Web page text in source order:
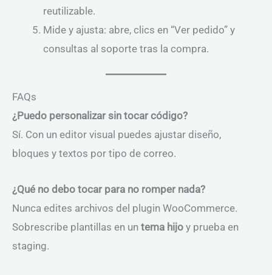
reutilizable.
Mide y ajusta: abre, clics en “Ver pedido” y
consultas al soporte tras la compra.
FAQs
¿Puedo personalizar sin tocar código?
Sí. Con un editor visual puedes ajustar diseño,
bloques y textos por tipo de correo.
¿Qué no debo tocar para no romper nada?
Nunca edites archivos del plugin WooCommerce.
Sobrescribe plantillas en un tema hijo y prueba en
staging.